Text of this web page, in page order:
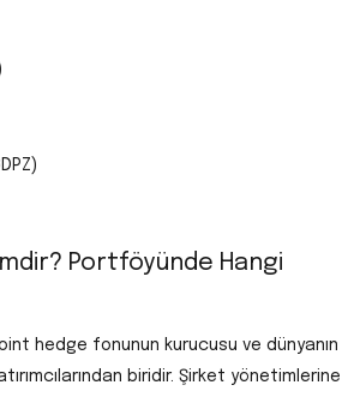
Portföyünde Hangi
hedge fonunun kurucusu ve dünyanın
biridir. Şirket yönetimlerine